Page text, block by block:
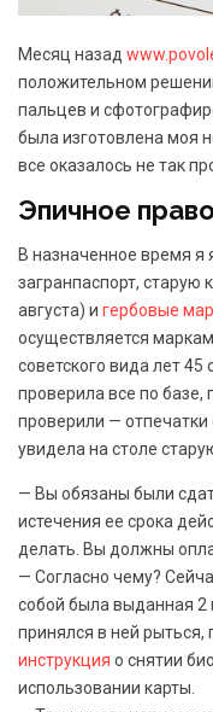
Месяц назад
положительном
пальцев и
была изготовлена моя
все оказалось не так
Эпичное
В назначенное время
загранпаспорт, старую
августа) и гербовые
осуществляется
советского вида лет
проверила все по базе,
проверили — отпечатки
увидела на столе
— Вы обязаны были
истечения ее срока
делать. Вы должны
— Согласно чему?
собой была выданная 2
принялся в ней
инструкция о снятии
использовании карты.